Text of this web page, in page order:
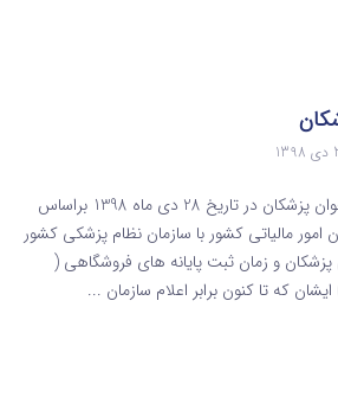
تفاهم نامه کارتخوان پزشکان در تاریخ 28 دی ماه 1398 براساس
امور مالیاتی کشور با سازمان نظام پزشکی کشور
پزشکان و زمان ثبت پایانه های فروشگاهی (
که تا کنون برابر اعلام سازمان ...